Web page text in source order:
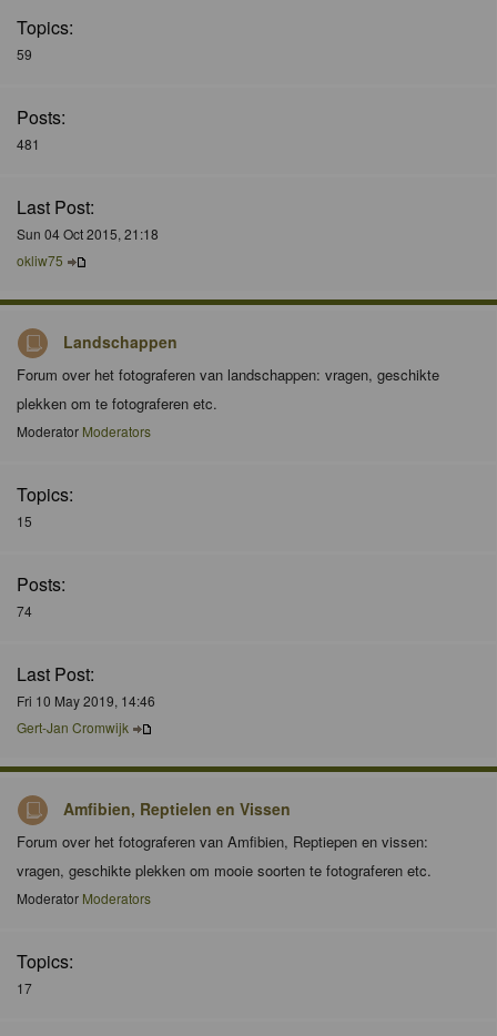
Topics:
59
Posts:
481
Last Post:
Sun 04 Oct 2015, 21:18
okliw75
Landschappen
Forum over het fotograferen van landschappen: vragen, geschikte
plekken om te fotograferen etc.
Moderator Moderators
Topics:
15
Posts:
74
Last Post:
Fri 10 May 2019, 14:46
Gert-Jan Cromwijk
Amfibien, Reptielen en Vissen
Forum over het fotograferen van Amfibien, Reptiepen en vissen:
vragen, geschikte plekken om mooie soorten te fotograferen etc.
Moderator Moderators
Topics:
17